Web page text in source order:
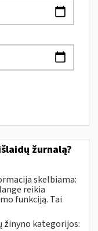
žurnalą?
skelbiama:
reikia
funkciją. Tai
žinyno kategorijos: